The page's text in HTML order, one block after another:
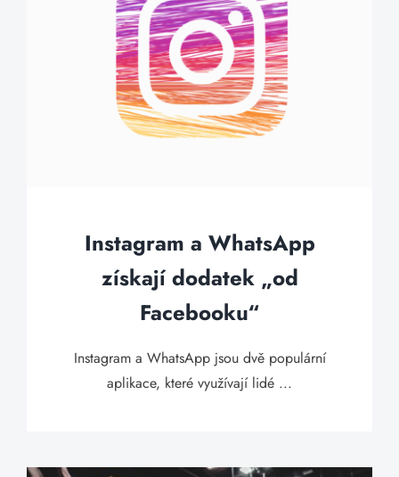
Instagram a WhatsApp
získají dodatek „od
Facebooku“
Instagram a WhatsApp jsou dvě populární
aplikace, které využívají lidé ...